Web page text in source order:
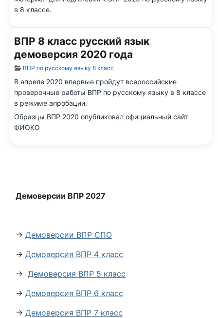
в 8 классе.
ВПР 8 класс русский язык
демоверсия 2020 года
Информация о материале
ВПР по русскому языку 8 класс
В апреле 2020 впервые пройдут всероссийские
проверочные работы ВПР по русскому языку в 8 классе
в режиме апробации.
Образцы ВПР 2020 опубликовал официальный сайт
ФИОКО
Демоверсии ВПР 2027
→ Демоверсии ВПР СПО
→ Демоверсия ВПР 4 класс
→ Демоверсия ВПР 5 класс
→ Демоверсия ВПР 6 класс
→ Демоверсия ВПР 7 класс